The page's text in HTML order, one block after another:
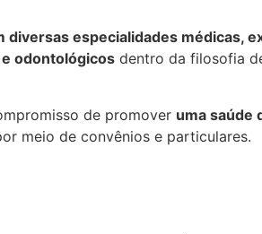
diversas especialidades médicas,
odontológicos dentro da filosofia
de promover uma saúde
meio de convênios e particulares.